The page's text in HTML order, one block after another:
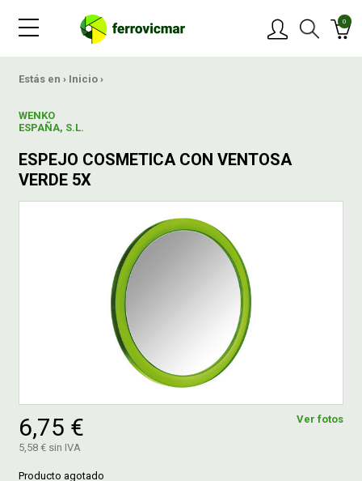
0
Estás en › Inicio ›
WENKO
ESPAÑA, S.L.
ESPEJO COSMETICA CON VENTOSA
VERDE 5X
Ver fotos
6,75 €
5,58 € sin IVA
Producto agotado
NOVEDADES
CONTACTAR
FERROVICMAR